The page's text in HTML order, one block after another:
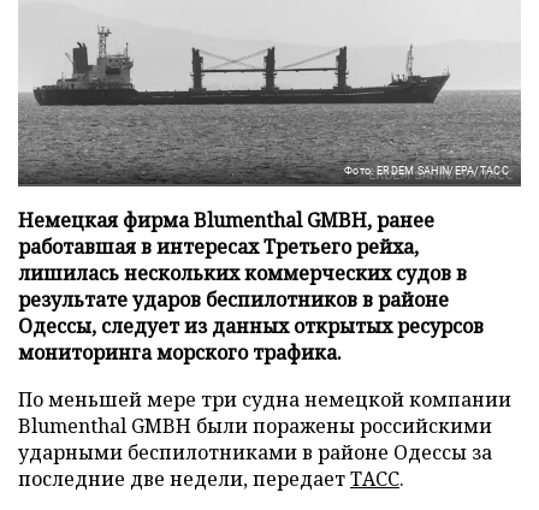
Фото: ERDEM SAHIN/EPA/ТАСС
Немецкая фирма Blumenthal GMBH, ранее
работавшая в интересах Третьего рейха,
лишилась нескольких коммерческих судов в
результате ударов беспилотников в районе
Одессы, следует из данных открытых ресурсов
мониторинга морского трафика.
По меньшей мере три судна немецкой компании
Blumenthal GMBH были поражены российскими
ударными беспилотниками в районе Одессы за
последние две недели, передаетТАСС.